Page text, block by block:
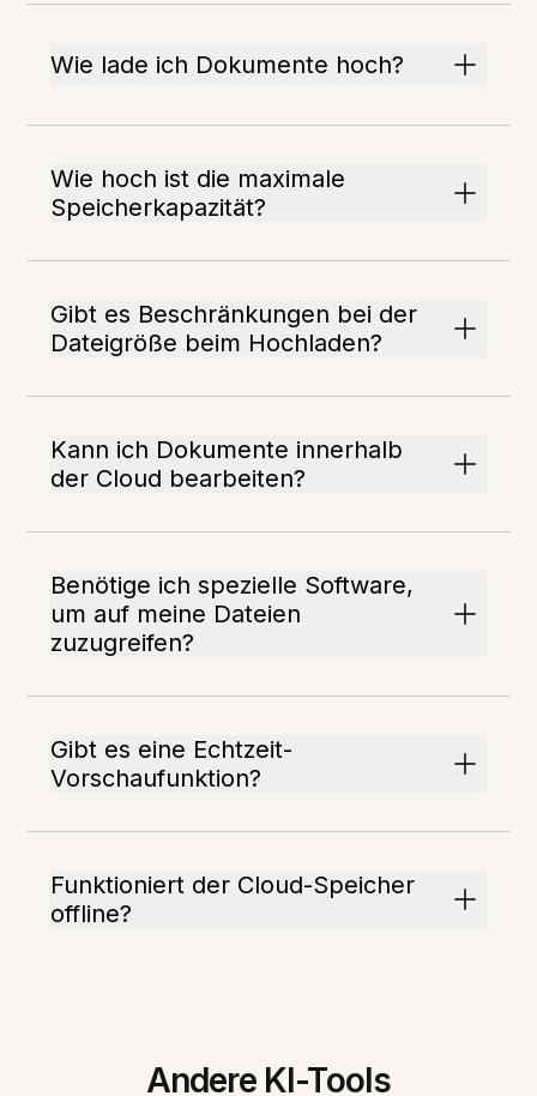
Wie lade ich Dokumente hoch?
Wie hoch ist die maximale
Speicherkapazität?
Gibt es Beschränkungen bei der
Dateigröße beim Hochladen?
Kann ich Dokumente innerhalb
der Cloud bearbeiten?
Benötige ich spezielle Software,
um auf meine Dateien
zuzugreifen?
Gibt es eine Echtzeit-
Vorschaufunktion?
Funktioniert der Cloud-Speicher
offline?
Andere KI-Tools